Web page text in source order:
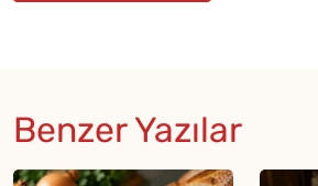
Benzer Yazılar